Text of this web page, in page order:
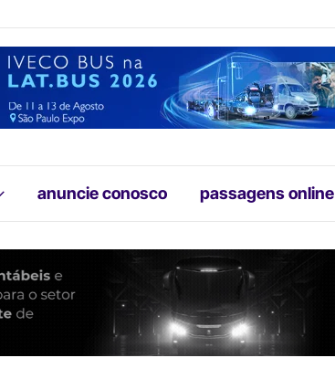
anuncie conosco passagens online